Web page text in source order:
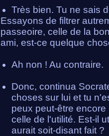
Très bien. Tu ne sais
Essayons de filtrer
passeoire, celle de la
ami, est-ce quelque
Ah non ! Au contraire.
Donc, continua
choses sur lui et tu
peux peut-être
celle de l'utilité. Est-il
aurait soit-disant fait ?